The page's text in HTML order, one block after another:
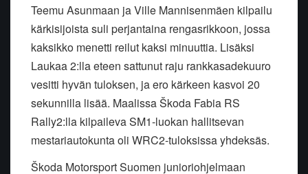
Teemu Asunmaan ja Ville Mannisenmäen kilpailu
kärkisijoista suli perjantaina rengasrikkoon, jossa
kaksikko menetti reilut kaksi minuuttia. Lisäksi
Laukaa 2:lla eteen sattunut raju rankkasadekuuro
vesitti hyvän tuloksen, ja ero kärkeen kasvoi 20
sekunnilla lisää. Maalissa Škoda Fabia RS
Rally2:lla kilpaileva SM1-luokan hallitsevan
mestariautokunta oli WRC2-tuloksissa yhdeksäs.
Škoda Motorsport Suomen junioriohjelmaan